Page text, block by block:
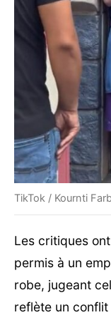
TikTok / Kournti
Les critiques
permis à un
robe, jugeant
reflète un